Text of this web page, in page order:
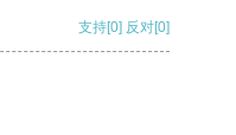
支持[0] 反对[0]